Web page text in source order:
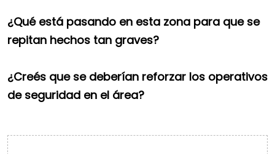
¿Qué está pasando en esta zona para que se
repitan hechos tan graves?
¿Creés que se deberían reforzar los operativos
de seguridad en el área?